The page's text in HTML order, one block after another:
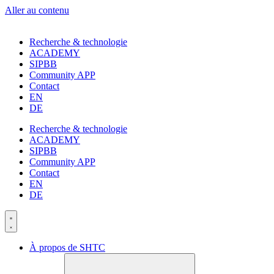
Aller au contenu
Recherche & technologie
ACADEMY
SIPBB
Community APP
Contact
EN
DE
Recherche & technologie
ACADEMY
SIPBB
Community APP
Contact
EN
DE
À propos de SHTC